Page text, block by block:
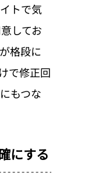
トで気
してお
格段に
で修正回
もつな
にする